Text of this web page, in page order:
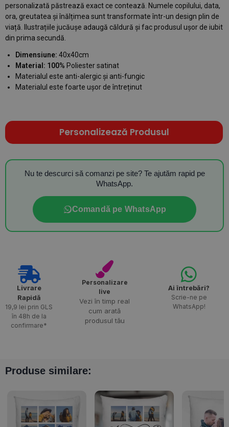
personalizată păstrează exact ce contează. Numele copilului, data,
ora, greutatea și înălțimea sunt transformate într-un design plin de
viață. Ilustrațiile jucăușe adaugă căldură și fac produsul ușor de iubit
din prima secundă.
Dimensiune: 40x40cm
Material: 100% Poliester satinat
Materialul este anti-alergic și anti-fungic
Materialul este foarte ușor de întreținut
Personalizează Produsul
Nu te descurci să comanzi pe site? Te ajutăm rapid pe
WhatsApp.
Comandă pe WhatsApp
Livrare
Rapidă​
19,9 lei prin GLS
în 48h de la
confirmare*
Personalizare
live
Vezi în timp real
cum arată
produsul tău
Ai întrebări?
Scrie-ne pe
WhatsApp!
Produse similare: